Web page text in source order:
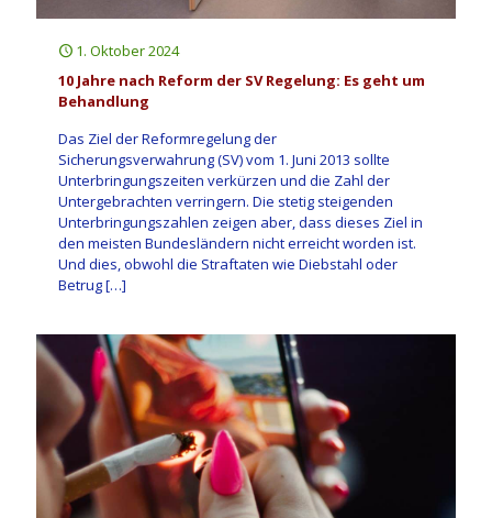
1. Oktober 2024
10 Jahre nach Reform der SV Regelung: Es geht um
Behandlung
Das Ziel der Reformregelung der
Sicherungsverwahrung (SV) vom 1. Juni 2013 sollte
Unterbringungszeiten verkürzen und die Zahl der
Untergebrachten verringern. Die stetig steigenden
Unterbringungszahlen zeigen aber, dass dieses Ziel in
den meisten Bundesländern nicht erreicht worden ist.
Und dies, obwohl die Straftaten wie Diebstahl oder
Betrug[…]